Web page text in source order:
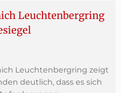
Leuchtenbergring
Leuchtenbergring zeigt
deutlich, dass es sich